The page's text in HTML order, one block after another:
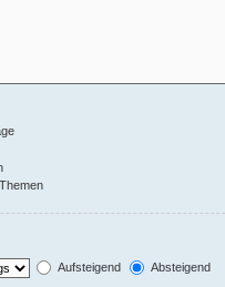
Aufsteigend Absteigend